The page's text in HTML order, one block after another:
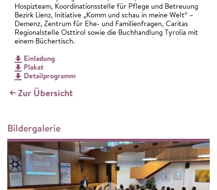
Hospizteam, Koordinationsstelle für Pflege und Betreuung
Bezirk Lienz, Initiative „Komm und schau in meine Welt“ –
Demenz, Zentrum für Ehe- und Familienfragen, Caritas
Regionalstelle Osttirol sowie die Buchhandlung Tyrolia mit
einem Büchertisch.
Einladung
Plakat
Detailprogramm
Zur Übersicht
Bildergalerie